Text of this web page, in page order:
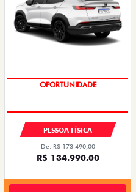
OPORTUNIDADE
PESSOA FÍSICA
De: R$ 173.490,00
R$ 134.990,00